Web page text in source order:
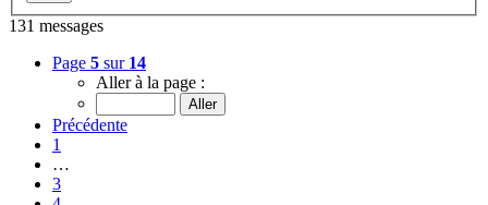
131 messages
Page 5 sur 14
Aller à la page :
Précédente
1
…
3